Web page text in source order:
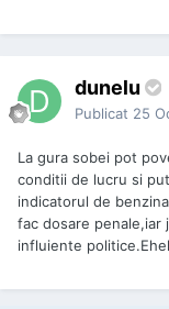
dunelu
Publicat 25
La gura sobei pot
conditii de lucru si
indicatorul de
fac dosare penale,iar
influiente